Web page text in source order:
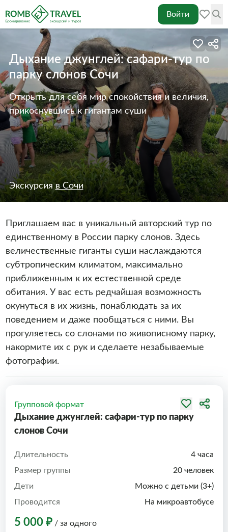
Войти
Дыхание джунглей: сафари-тур по
парку слонов Сочи
Открыть для себя мир спокойствия и величия,
прикоснувшись к гигантам суши
Экскурсия в Сочи
Приглашаем вас в уникальный авторский тур по
единственному в России парку слонов. Здесь
величественные гиганты суши наслаждаются
субтропическим климатом, максимально
приближенным к их естественной среде
обитания. У вас есть редчайшая возможность
окунуться в их жизнь, понаблюдать за их
поведением и даже пообщаться с ними. Вы
прогуляетесь со слонами по живописному парку,
накормите их с рук и сделаете незабываемые
фотографии.
Групповой формат
Дыхание джунглей: сафари-тур по парку
слонов Сочи
Длительность
4 часа
Размер группы
20 человек
Дети
Можно с детьми (3+)
Проводится
На микроавтобусе
5 000 ₽ / за одного